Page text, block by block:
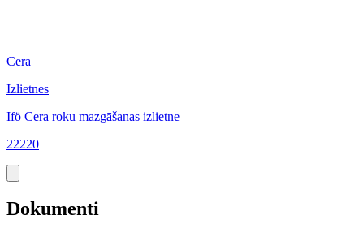
Cera
Izlietnes
Ifö Cera roku mazgāšanas izlietne
22220
Dokumenti